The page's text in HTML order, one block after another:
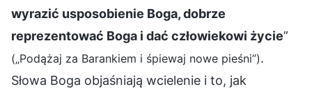
wyrazić usposobienie Boga, dobrze
reprezentować Boga i dać człowiekowi życie”
(„Podążaj za Barankiem i śpiewaj nowe pieśni”).
Słowa Boga objaśniają wcielenie i to, jak